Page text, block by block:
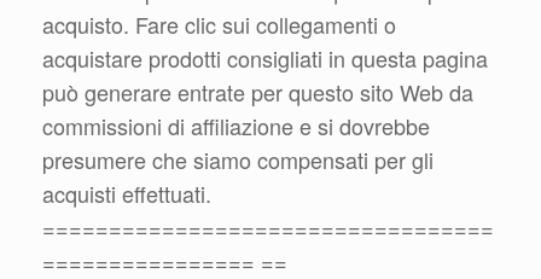
acquisto. Fare clic sui collegamenti o
acquistare prodotti consigliati in questa pagina
può generare entrate per questo sito Web da
commissioni di affiliazione e si dovrebbe
presumere che siamo compensati per gli
acquisti effettuati.
==================================
================ ==